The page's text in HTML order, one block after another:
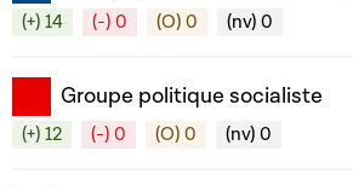
(+) 14 (-) 0 (O) 0 (nv) 0
Groupe politique socialiste
(+) 12 (-) 0 (O) 0 (nv) 0